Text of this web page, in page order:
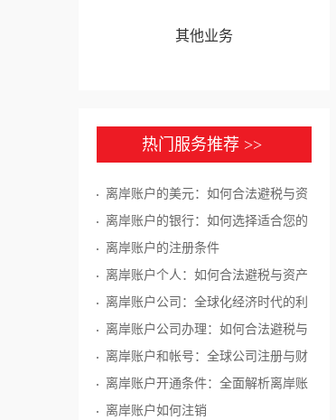
其他业务
热门服务推荐 >>
离岸账户的美元：如何合法避税与资
产保护
离岸账户的银行：如何选择适合您的
离岸账户银行
离岸账户的注册条件
离岸账户个人：如何合法避税与资产
保护
离岸账户公司：全球化经济时代的利
器
离岸账户公司办理：如何合法避税与
资产保护
离岸账户和帐号：全球公司注册与财
务管理的重要工具
离岸账户开通条件：全面解析离岸账
户开通的要求和流程
离岸账户如何注销